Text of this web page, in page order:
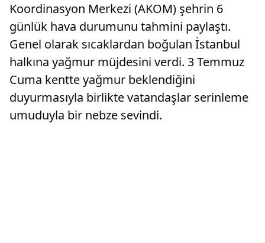
Koordinasyon Merkezi (AKOM) şehrin 6
günlük hava durumunu tahmini paylaştı.
Genel olarak sıcaklardan boğulan İstanbul
halkına yağmur müjdesini verdi. 3 Temmuz
Cuma kentte yağmur beklendiğini
duyurmasıyla birlikte vatandaşlar serinleme
umuduyla bir nebze sevindi.